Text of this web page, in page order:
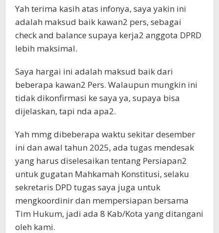
Yah terima kasih atas infonya, saya yakin ini
adalah maksud baik kawan2 pers, sebagai
check and balance supaya kerja2 anggota DPRD
lebih maksimal.
Saya hargai ini adalah maksud baik dari
beberapa kawan2 Pers. Walaupun mungkin ini
tidak dikonfirmasi ke saya ya, supaya bisa
dijelaskan, tapi nda apa2.
Yah mmg dibeberapa waktu sekitar desember
ini dan awal tahun 2025, ada tugas mendesak
yang harus diselesaikan tentang Persiapan2
untuk gugatan Mahkamah Konstitusi, selaku
sekretaris DPD tugas saya juga untuk
mengkoordinir dan mempersiapan bersama
Tim Hukum, jadi ada 8 Kab/Kota yang ditangani
oleh kami.